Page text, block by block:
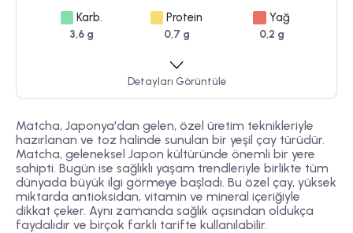
Karb.
3,6 g
Protein
0,7 g
Yağ
0,2 g
Detayları Görüntüle
Matcha, Japonya'dan gelen, özel üretim teknikleriyle
hazırlanan ve toz halinde sunulan bir yeşil çay türüdür.
Matcha, geleneksel Japon kültüründe önemli bir yere
sahipti. Bugün ise sağlıklı yaşam trendleriyle birlikte tüm
dünyada büyük ilgi görmeye başladı. Bu özel çay, yüksek
miktarda antioksidan, vitamin ve mineral içeriğiyle
dikkat çeker. Aynı zamanda sağlık açısından oldukça
faydalıdır ve birçok farklı tarifte kullanılabilir.